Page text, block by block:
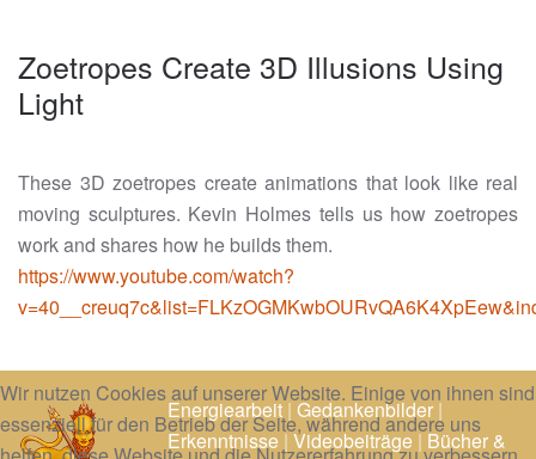
Zoetropes Create 3D Illusions Using
Light
These 3D zoetropes create animations that look like real
moving sculptures. Kevin Holmes tells us how zoetropes
work and shares how he builds them.
https://www.youtube.com/watch?
Energiearbeit|Gedankenbilder|
Erkenntnisse|Videobeiträge|Bücher &
Wir nutzen Cookies auf unserer Website. Einige von ihnen sind
essenziell für den Betrieb der Seite, während andere uns